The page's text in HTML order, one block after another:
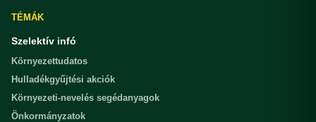
TÉMÁK
Szelektív infó
Környezettudatos
Hulladékgyűjtési akciók
Környezeti-nevelés segédanyagok
Önkormányzatok